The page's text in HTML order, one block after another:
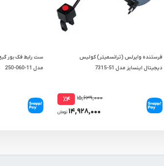
فرستنده وایرلس (ترانسمیتر) کولیس
دیجیتال اینسایز مدل 51-7315
۱۵,۶۳۹,۰۰۰ ٪۴
۱۴,۹۲۸,۰۰۰ تومان
مدل 11-060-250